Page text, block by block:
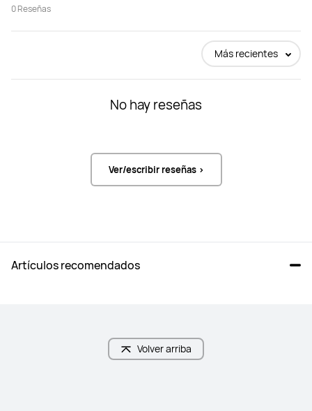
0Reseñas
Más recientes
No hay reseñas
Ver/escribir reseñas >
Artículos recomendados
Volver arriba